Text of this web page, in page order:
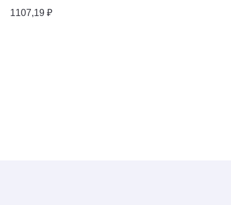
1107,19 ₽